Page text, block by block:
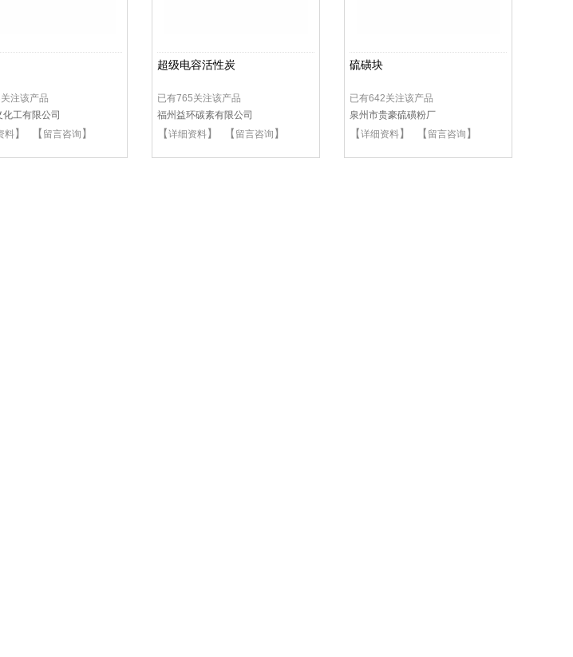
注该产品
工有限公司
料】 【 留言咨询 】
超级电容活性炭
已有765关注该产品
福州益环碳素有限公司
【详细资料】 【 留言咨询 】
硫磺块
已有642关注该产品
泉州市贵豪硫磺粉厂
【详细资料】 【 留言咨询 】